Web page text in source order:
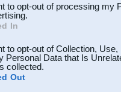
to opt-out of processing my
In
to opt-out of Collection,
Personal Data that Is
collected.
Out